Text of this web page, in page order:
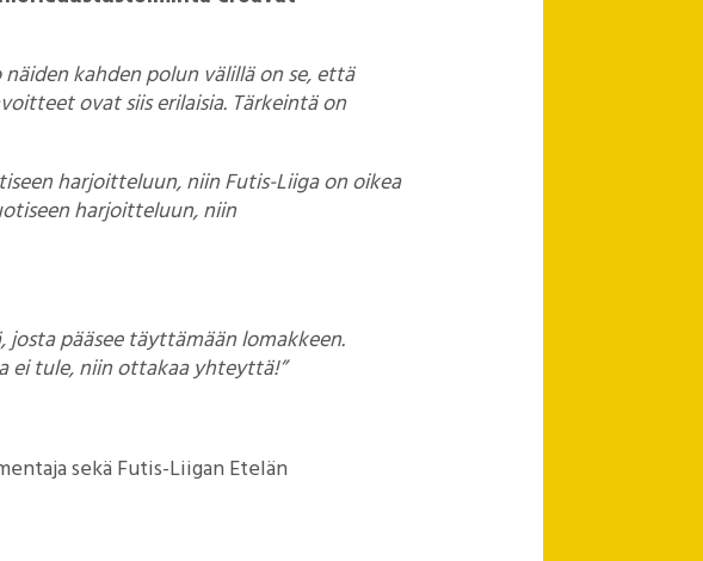
kahden polun välillä on se, että
ovat siis erilaisia. Tärkeintä on
harjoitteluun, niin Futis-Liiga on oikea
harjoitteluun, niin
pääsee täyttämään lomakkeen.
ei tule, niin ottakaa yhteyttä!”
sekä Futis-Liigan Etelän